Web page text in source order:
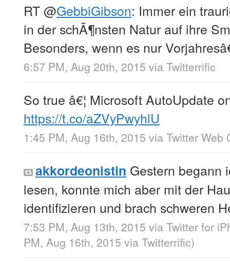
RT@GebbiGibson: Immer ein
in der schÃ¶nsten Natur auf ihre
Besonders, wenn es nur
6:57 PM, Aug 20th, 2015 via Twitterrific
So true â€¦ Microsoft AutoUpdate
https://t.co/aZVyPwyhlU
1:45 PM, Aug 16th, 2015 via Twitter Web
akkordeonistin Gestern begann
lesen, konnte mich aber mit der
identifizieren und brach schweren
7:53 PM, Aug 13th, 2015 via Twitter for
PM, Aug 16th, 2015 via Twitterrific)